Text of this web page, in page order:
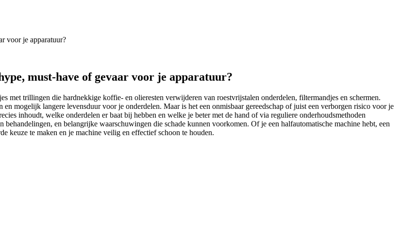
voor je apparatuur?
must-have of gevaar voor je apparatuur?
met trillingen die hardnekkige koffie- en olieresten verwijderen van roestvrijstalen onderdelen, filtermandjes en schermen.
mogelijk langere levensduur voor je onderdelen. Maar is het een onmisbaar gereedschap of juist een verborgen risico voor je
inhoudt, welke onderdelen er baat bij hebben en welke je beter met de hand of via reguliere onderhoudsmethoden
en belangrijke waarschuwingen die schade kunnen voorkomen. Of je een halfautomatische machine hebt, een
keuze te maken en je machine veilig en effectief schoon te houden.